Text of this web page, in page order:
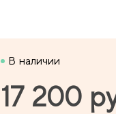
В наличии
17 200